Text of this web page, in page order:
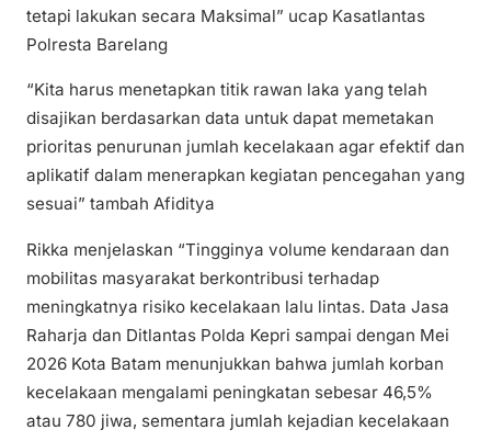
tetapi lakukan secara Maksimal” ucap Kasatlantas
Polresta Barelang
“Kita harus menetapkan titik rawan laka yang telah
disajikan berdasarkan data untuk dapat memetakan
prioritas penurunan jumlah kecelakaan agar efektif dan
aplikatif dalam menerapkan kegiatan pencegahan yang
sesuai” tambah Afiditya
Rikka menjelaskan “Tingginya volume kendaraan dan
mobilitas masyarakat berkontribusi terhadap
meningkatnya risiko kecelakaan lalu lintas. Data Jasa
Raharja dan Ditlantas Polda Kepri sampai dengan Mei
2026 Kota Batam menunjukkan bahwa jumlah korban
kecelakaan mengalami peningkatan sebesar 46,5%
atau 780 jiwa, sementara jumlah kejadian kecelakaan